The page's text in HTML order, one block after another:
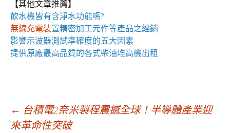
【其他文章推薦】
飲水機皆有含淨水功能嗎?
無線充電裝置精密加工元件等產品之經銷
影響示波器測試準確度的五大因素
提供原廠最高品質的各式柴油堆高機出租
文
← 台積電2奈米製程震撼全球！半導體產業迎
來革命性突破